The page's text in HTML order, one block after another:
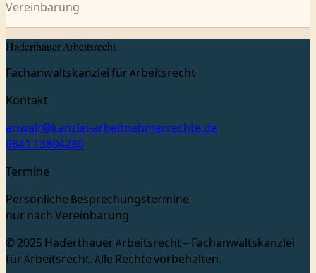
Vereinbarung
Haderthauer Arbeitsrecht
Fachanwaltskanzlei für Arbeitsrecht
Kontakt
anwalt@kanzlei-arbeitnehmerrechte.de
0841 13804280
Termine
Persönliche Besprechungstermine
nur nach Vereinbarung
© 2025 Haderthauer Arbeitsrecht – Fachanwaltskanzlei
für Arbeitsrecht. Alle Rechte vorbehalten.